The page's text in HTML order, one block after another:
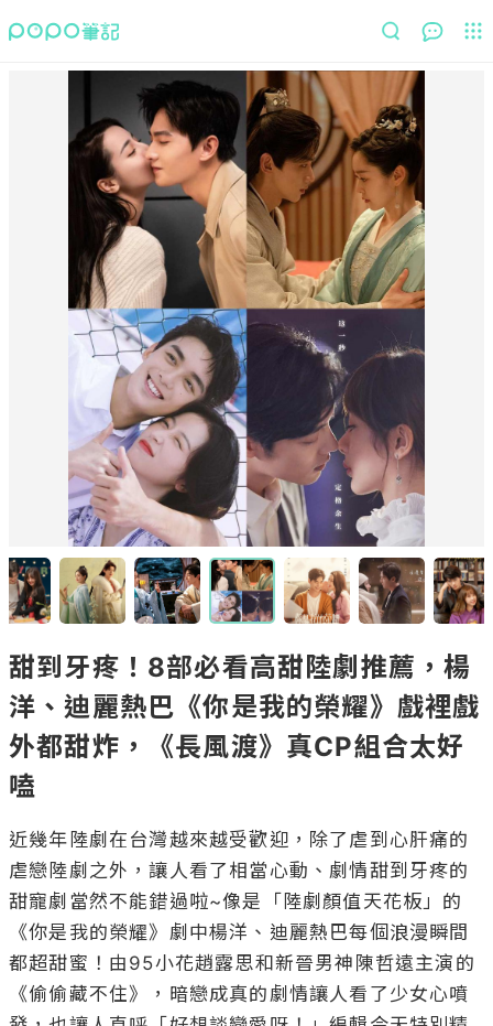
甜到牙疼！8部必看高甜陸劇推薦，楊
洋、迪麗熱巴《你是我的榮耀》戲裡戲
外都甜炸，《長風渡》真CP組合太好
嗑
近幾年陸劇在台灣越來越受歡迎，除了虐到心肝痛的
虐戀陸劇之外，讓人看了相當心動、劇情甜到牙疼的
甜寵劇當然不能錯過啦~像是「陸劇顏值天花板」的
《你是我的榮耀》劇中楊洋、迪麗熱巴每個浪漫瞬間
都超甜蜜！由95小花趙露思和新晉男神陳哲遠主演的
《偷偷藏不住》，暗戀成真的劇情讓人看了少女心噴